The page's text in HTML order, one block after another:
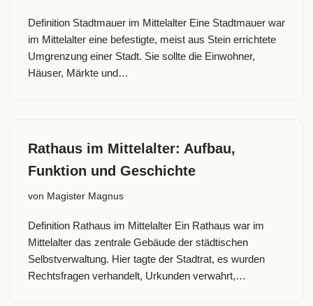
Definition Stadtmauer im Mittelalter Eine Stadtmauer war
im Mittelalter eine befestigte, meist aus Stein errichtete
Umgrenzung einer Stadt. Sie sollte die Einwohner,
Häuser, Märkte und…
Rathaus im Mittelalter: Aufbau,
Funktion und Geschichte
von Magister Magnus
Definition Rathaus im Mittelalter Ein Rathaus war im
Mittelalter das zentrale Gebäude der städtischen
Selbstverwaltung. Hier tagte der Stadtrat, es wurden
Rechtsfragen verhandelt, Urkunden verwahrt,…